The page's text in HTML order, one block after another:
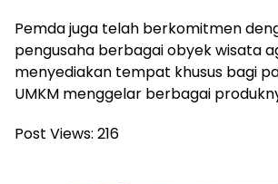
Pemda juga telah berkomitmen
pengusaha berbagai obyek wisata
menyediakan tempat khusus bagi
UMKM menggelar berbagai
Post Views: 216